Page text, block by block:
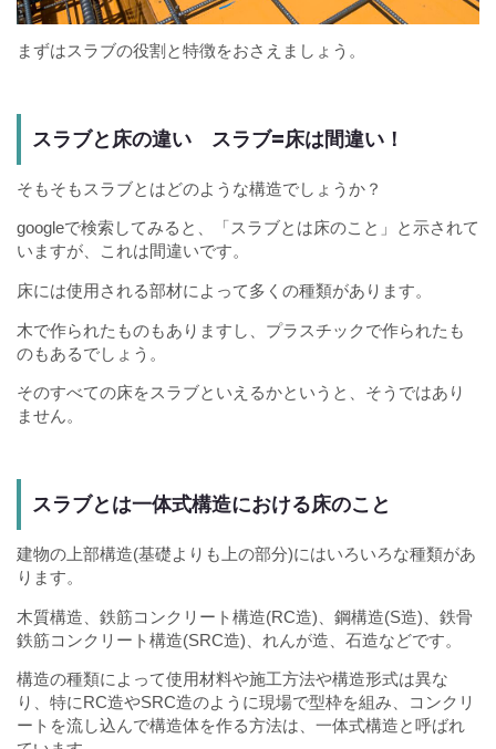
まずはスラブの役割と特徴をおさえましょう。
スラブと床の違い スラブ=床は間違い！
そもそもスラブとはどのような構造でしょうか？
googleで検索してみると、「スラブとは床のこと」と示されて
いますが、これは間違いです。
床には使用される部材によって多くの種類があります。
木で作られたものもありますし、プラスチックで作られたも
のもあるでしょう。
そのすべての床をスラブといえるかというと、そうではあり
ません。
スラブとは一体式構造における床のこと
建物の上部構造(基礎よりも上の部分)にはいろいろな種類があ
ります。
木質構造、鉄筋コンクリート構造(RC造)、鋼構造(S造)、鉄骨
鉄筋コンクリート構造(SRC造)、れんが造、石造などです。
構造の種類によって使用材料や施工方法や構造形式は異な
り、特にRC造やSRC造のように現場で型枠を組み、コンクリ
ートを流し込んで構造体を作る方法は、一体式構造と呼ばれ